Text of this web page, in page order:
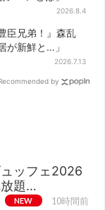
2026.8.4
臣兄弟！』森乱
が新鮮と…」
2026.7.13
by
ッフェ2026
題…
NEW 10時間前